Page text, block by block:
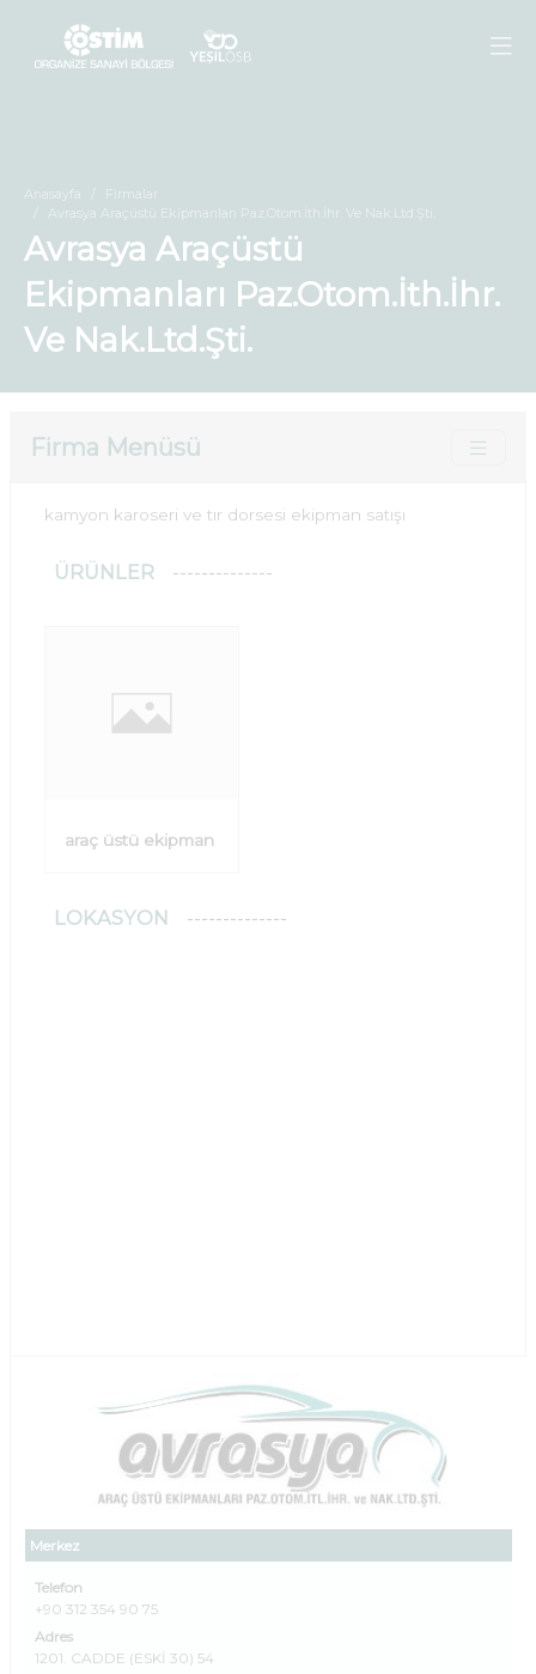
Anasayfa
Firmalar
Avrasya Araçüstü Ekipmanları Paz.Otom.İth.İhr. Ve Nak.Ltd.Şti.
Avrasya Araçüstü
Ekipmanları Paz.Otom.İth.İhr.
Ve Nak.Ltd.Şti.
Firma Menüsü
Merkez
Telefon
+90 312 354 90 75
Adres
1201. CADDE (ESKİ 30) 54
kamyon karoseri ve tır dorsesi ekipman satışı
ÜRÜNLER
araç üstü ekipman
LOKASYON